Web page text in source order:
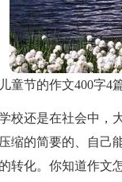
童节的作文400字4
校还是在社会中，
缩的简要的、自己
转化。你知道作文